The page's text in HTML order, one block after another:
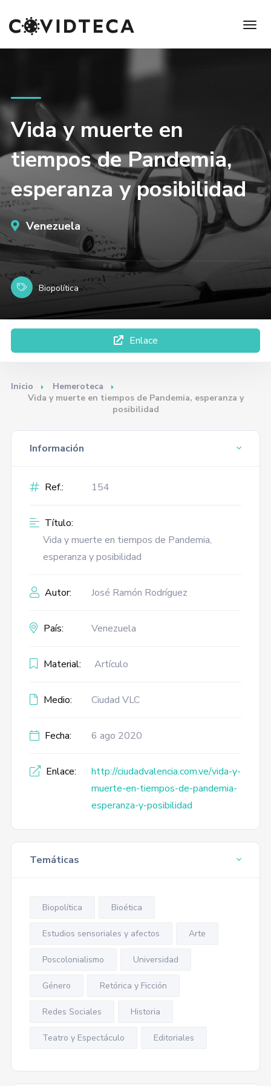
Vida y muerte en
tiempos de Pandemia,
esperanza y posibilidad
Venezuela
Biopolítica
Enlace
Inicio
Hemeroteca
Vida y muerte en tiempos de Pandemia, esperanza y
posibilidad
Información
Ref.: 154
Título:
Vida y muerte en tiempos de Pandemia,
esperanza y posibilidad
Autor: José Ramón Rodríguez
País: Venezuela
Material: Artículo
Medio: Ciudad VLC
Fecha: 6 ago 2020
Enlace:
http://ciudadvalencia.com.ve/vida-y-
muerte-en-tiempos-de-pandemia-
esperanza-y-posibilidad
Temáticas
Biopolítica Bioética
Estudios sensoriales y afectos Arte
Poscolonialismo Universidad
Género Retórica y Ficción
Redes Sociales Historia
Teatro y Espectáculo Editoriales